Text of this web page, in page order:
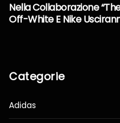
Nella Collaborazione
Off-White E Nike
Categorie
Adidas